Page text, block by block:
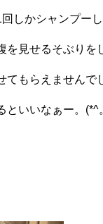
しかシャンプー
を見せるそぶりを
てもらえません
といいなぁー。(*^